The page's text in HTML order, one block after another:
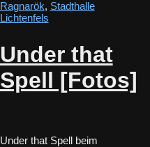
Ragnarök, Stadthalle
Lichtenfels
Under that
Spell [Fotos]
Under that Spell beim